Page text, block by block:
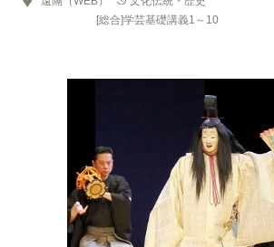
[総合]学芸基礎講義1～10